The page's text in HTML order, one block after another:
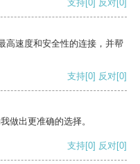
支持[0] 反对[0]
高速度和安全性的连接，并帮
支持[0] 反对[0]
做出更准确的选择。
支持[0] 反对[0]